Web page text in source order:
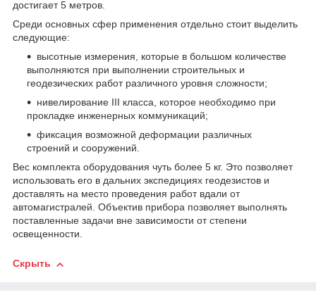
достигает 5 метров.
Среди основных сфер применения отдельно стоит выделить
следующие:
высотные измерения, которые в большом количестве
выполняются при выполнении строительных и
геодезических работ различного уровня сложности;
нивелирование III класса, которое необходимо при
прокладке инженерных коммуникаций;
фиксация возможной деформации различных
строений и сооружений.
Вес комплекта оборудования чуть более 5 кг. Это позволяет
использовать его в дальних экспедициях геодезистов и
доставлять на место проведения работ вдали от
автомагистралей. Объектив прибора позволяет выполнять
поставленные задачи вне зависимости от степени
освещенности.
Скрыть